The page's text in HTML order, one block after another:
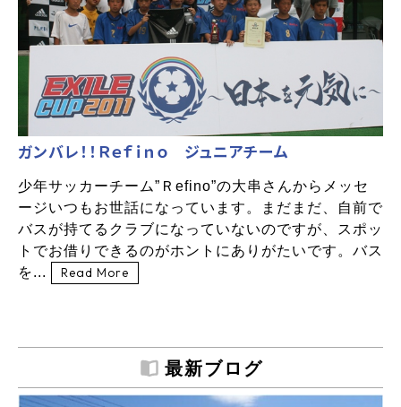
ガンバレ！！Ｒｅｆｉｎｏ ジュニアチーム
少年サッカーチーム”Ｒefino”の大串さんからメッセ
ージいつもお世話になっています。まだまだ、自前で
バスが持てるクラブになっていないのですが、スポッ
トでお借りできるのがホントにありがたいです。バス
を...
Read More
最新ブログ